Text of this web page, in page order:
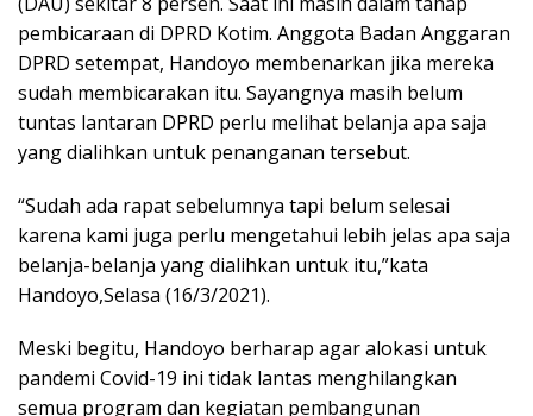
pembicaraan di DPRD Kotim. Anggota Badan Anggaran
DPRD setempat, Handoyo membenarkan jika mereka
sudah membicarakan itu. Sayangnya masih belum
tuntas lantaran DPRD perlu melihat belanja apa saja
yang dialihkan untuk penanganan tersebut.
“Sudah ada rapat sebelumnya tapi belum selesai
karena kami juga perlu mengetahui lebih jelas apa saja
belanja-belanja yang dialihkan untuk itu,”kata
Handoyo,Selasa (16/3/2021).
Meski begitu, Handoyo berharap agar alokasi untuk
pandemi Covid-19 ini tidak lantas menghilangkan
semua program dan kegiatan pembangunan